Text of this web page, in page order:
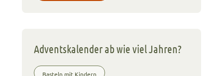
Adventskalender ab wie viel Jahren?
Basteln mit Kindern